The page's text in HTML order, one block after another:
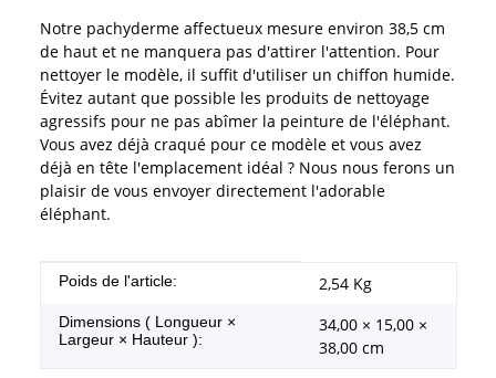
Notre pachyderme affectueux mesure environ 38,5 cm
de haut et ne manquera pas d'attirer l'attention. Pour
nettoyer le modèle, il suffit d'utiliser un chiffon humide.
Évitez autant que possible les produits de nettoyage
agressifs pour ne pas abîmer la peinture de l'éléphant.
Vous avez déjà craqué pour ce modèle et vous avez
déjà en tête l'emplacement idéal ? Nous nous ferons un
plaisir de vous envoyer directement l'adorable
éléphant.
#productDetails.itemInformation#
#productDetails.itemValue#
Poids de l'article: 2,54 Kg
Dimensions ( Longueur ×
Largeur × Hauteur ):
34,00 × 15,00 ×
38,00 cm